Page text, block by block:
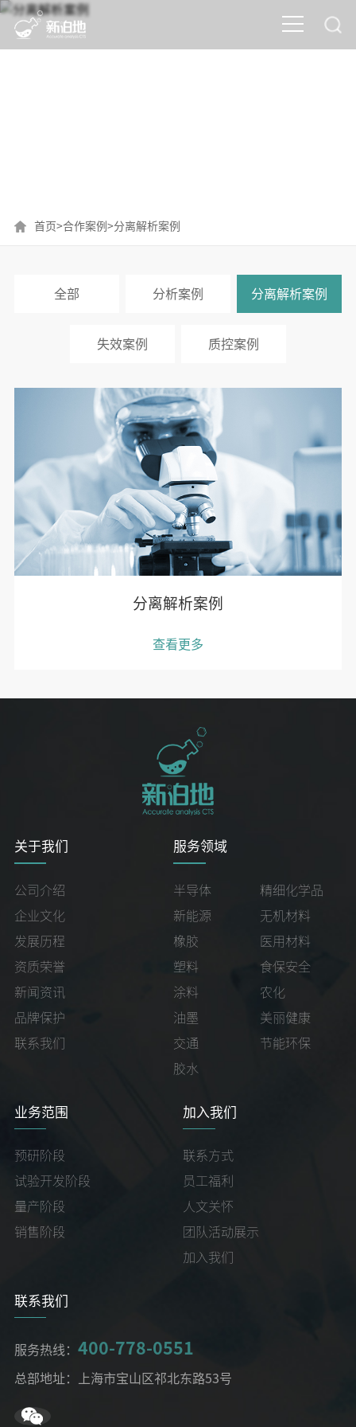
首页>合作案例 >分离解析案例
全部 分析案例 分离解析案例
失效案例 质控案例
分离解析案例
查看更多
关于我们
公司介绍
企业文化
发展历程
资质荣誉
新闻资讯
品牌保护
联系我们
服务领域
半导体
精细化学品
新能源
无机材料
橡胶
医用材料
塑料
食保安全
涂料
农化
油墨
美丽健康
交通
节能环保
胶水
业务范围
预研阶段
试验开发阶段
量产阶段
销售阶段
加入我们
联系方式
员工福利
人文关怀
团队活动展示
加入我们
联系我们
服务热线： 400-778-0551
总部地址：上海市宝山区祁北东路53号